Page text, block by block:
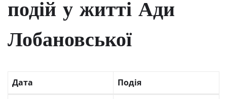
подій у житті Ади
Лобановської
Дата Подія